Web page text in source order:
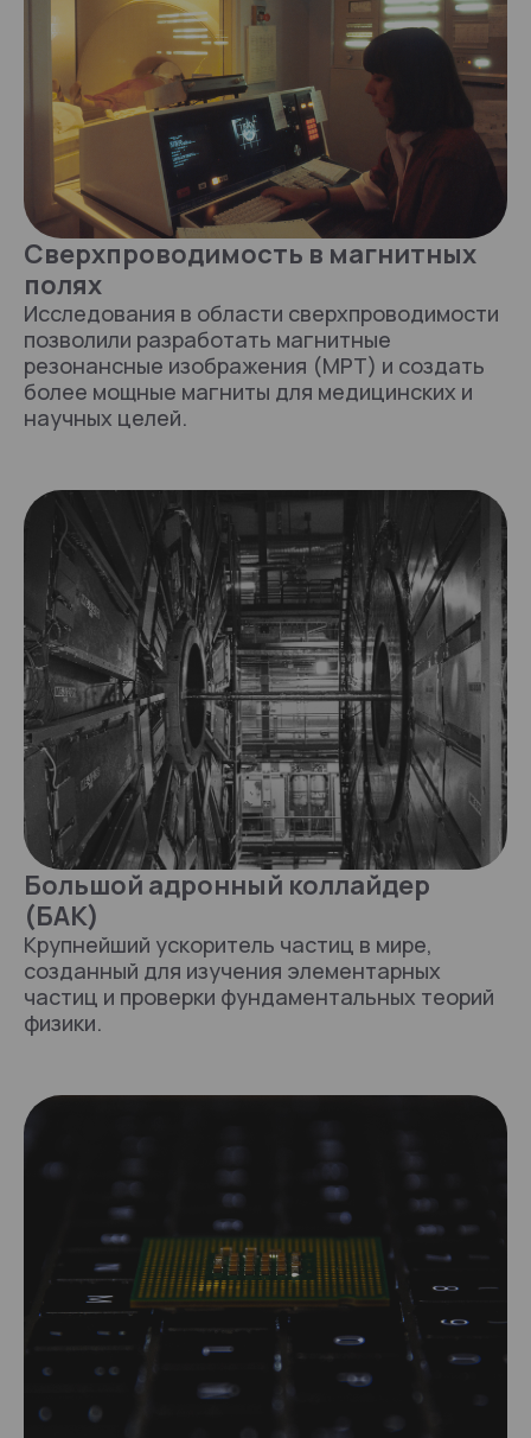
Сверхпроводимость в магнитных
полях
Исследования в области сверхпроводимости
позволили разработать магнитные
резонансные изображения (МРТ) и создать
более мощные магниты для медицинских и
научных целей.
Большой адронный коллайдер
(БАК)
Крупнейший ускоритель частиц в мире,
созданный для изучения элементарных
частиц и проверки фундаментальных теорий
физики.